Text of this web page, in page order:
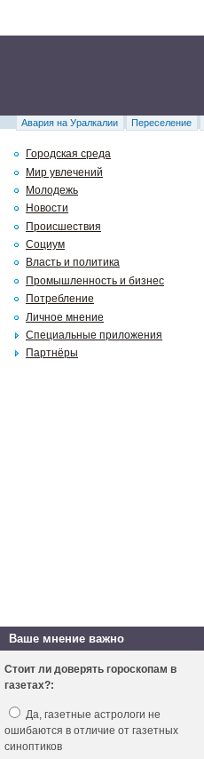
Авария на Уралкалии Переселение
Городская среда
Мир увлечений
Молодежь
Новости
Происшествия
Социум
Власть и политика
Промышленность и бизнес
Потребление
Личное мнение
Специальные приложения
Партнёры
Ваше мнение важно
Стоит ли доверять гороскопам в
газетах?:
Да, газетные астрологи не
ошибаются в отличие от газетных
синоптиков